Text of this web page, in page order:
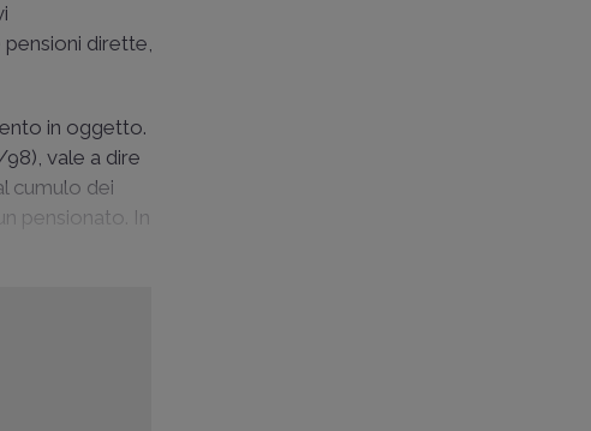
dirette,
in oggetto.
vale a dire
cumulo dei
pensionato. In